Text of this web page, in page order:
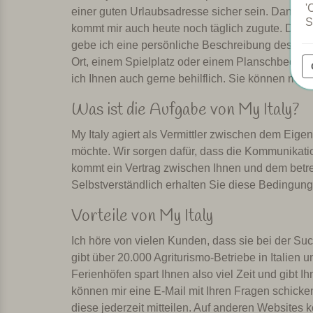
einer guten Urlaubsadresse sicher sein. Dank
kommt mir auch heute noch täglich zugute. Die
gebe ich eine persönliche Beschreibung des
Ort, einem Spielplatz oder einem
ich Ihnen auch gerne behilflich. Sie können
Was ist die Aufgabe von My Italy?
My Italy agiert als Vermittler zwischen dem
möchte. Wir sorgen dafür, dass die
kommt ein Vertrag zwischen Ihnen und dem
Selbstverständlich erhalten Sie diese
Vorteile von My Italy
Ich höre von vielen Kunden, dass sie bei der
gibt über 20.000 Agriturismo-Betriebe in Italien
Ferienhöfen spart Ihnen also viel Zeit und gibt
können mir eine E-Mail mit Ihren Fragen
diese jederzeit mitteilen. Auf anderen Websites